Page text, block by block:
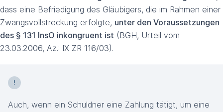
dass eine Befriedigung des Gläubigers, die im Rahmen einer
Zwangsvollstreckung erfolgte, unter den Voraussetzungen
des § 131 InsO inkongruent ist (BGH, Urteil vom
23.03.2006, Az.: IX ZR 116/03).
Auch, wenn ein Schuldner eine Zahlung tätigt, um eine